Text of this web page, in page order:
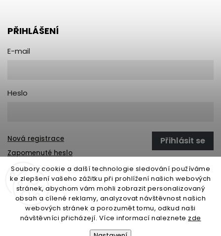
Soubory cookie a další technologie sledování používáme
ke zlepšení vašeho zážitku při prohlížení našich webových
stránek, abychom vám mohli zobrazit personalizovaný
obsah a cílené reklamy, analyzovat návštěvnost našich
webových stránek a porozumět tomu, odkud naši
návštěvníci přicházejí. Více informací naleznete zde
PŘIHLÁŠENÍ
E-mail
Heslo
Přihlásit se
Nová registrace
Zapomenuté heslo
open-gate.sk montazpohonu.sk